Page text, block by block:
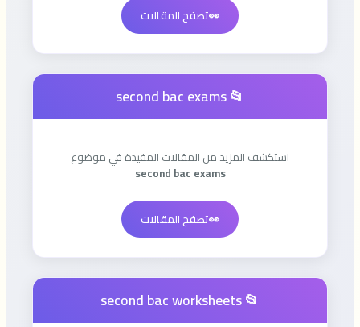
👀تصفح المقالات
📂 second bac exams
استكشف المزيد من المقالات المفيدة في موضوع
second bac exams
👀تصفح المقالات
📂 second bac worksheets